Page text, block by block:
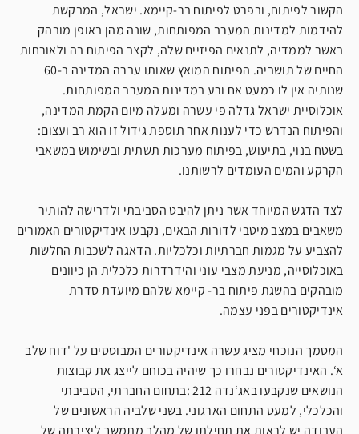
הקשור לפיתוח, ובפרט לפיתוח בר-קיימא. ישראל, המבקשת
להידמות למדינות המערב המפותחות, שונה מהן באופן מובהק
באשר לממדיה, לתנאים הפיזיים שלה, לקצב הפיתוח בה ולאורחות
החיים של תושביה. הפיתוח המואץ שאותו עברה המדינה ב-60
שנותיה אין לו כמעט אח ורע במדינות המערב המפותחות.
אוכלוסיית ישראל גדלה פי עשרה ומעלה מיום הקמת המדינה,
והפיתוח הנדרש כדי לענות אחר תוספת גידול זו הוא רב ועצום:
בשטח בנוי, בתיעוש, בפיתוח מערכות תשתית ובשימוש במשאבי
הקרקע והמים העומדים לרשותנו.
לצד הדגש המיוחד אשר ניתן להיבט הסביבתי ולדרישה להותיר
משאבים במצב מיטבי לדורות הבאים, נקבעו אינדיקטורים האמורים
להצביע על מגמות חברתיות וכלכליות. הדאגה לשכבות החלשות
באוכלוסייה, מניעת מצבי עוני והידרדרות כלכלית הן כיוונים
מובהקים בהשגת פיתוח בר- קיימא שלהם מיועדת סדרת
אינדיקטורים בפני עצמה.
המסמך הנוכחי מציג עשרה אינדיקטורים המבוססים על 'דוח שלב
א‘. האינדיקטורים נבחרו כך שיהיה בכוחם לייצג את קבוצות
הנושאים שנקבעו באג‘נדה 212 :בתחום החברתי, הסביבתי
והכלכלי, למעט התחום הארגוני. בשני שלביה הראשונים של